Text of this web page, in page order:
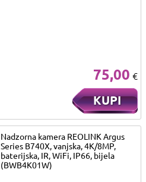
75,00 €
KUPI
Nadzorna kamera REOLINK Argus
Series B740X, vanjska, 4K/8MP,
baterijska, IR, WiFi, IP66, bijela
(BWB4K01W)